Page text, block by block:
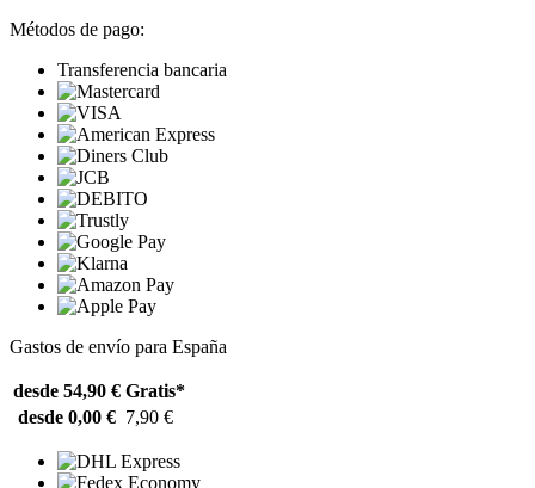
Métodos de pago:
Transferencia bancaria
Gastos de envío para España
desde 54,90 € Gratis*
desde 0,00 € 7,90 €